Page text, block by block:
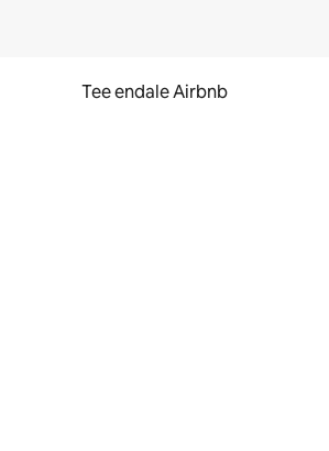
Tee endale Airbnb